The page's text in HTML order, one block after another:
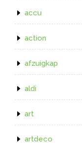
accu
action
afzuigkap
aldi
art
artdeco